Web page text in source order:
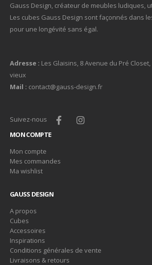
Gauss Design, créateur de meubles ludiques,
Les cubes Gauss Design sont façonnés dans
pour une longévité sans égal.
Adresse : Les Glaisins, 8 Avenue du Pré
vieux
Mail : contact@gauss-design.fr
Suivez-nous
MON COMPTE
Mon compte
Mes commandes
Ma wishlist
GAUSS DESIGN
A propos
Cubes
Accessoires
Inspirations
Conditions générales de vente
Livraisons & retours